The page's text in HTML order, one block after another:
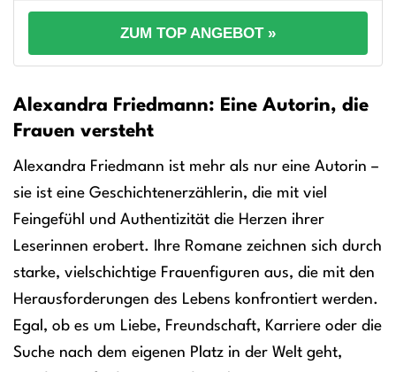
ZUM TOP ANGEBOT »
Alexandra Friedmann: Eine Autorin, die
Frauen versteht
Alexandra Friedmann ist mehr als nur eine Autorin –
sie ist eine Geschichtenerzählerin, die mit viel
Feingefühl und Authentizität die Herzen ihrer
Leserinnen erobert. Ihre Romane zeichnen sich durch
starke, vielschichtige Frauenfiguren aus, die mit den
Herausforderungen des Lebens konfrontiert werden.
Egal, ob es um Liebe, Freundschaft, Karriere oder die
Suche nach dem eigenen Platz in der Welt geht,